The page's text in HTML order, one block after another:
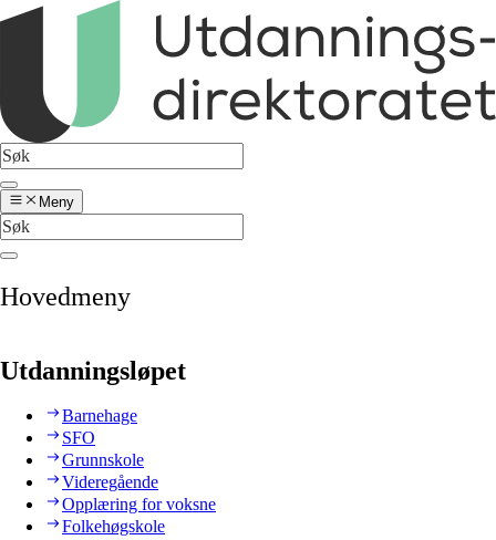
Meny
Hovedmeny
Utdanningsløpet
Barnehage
SFO
Grunnskole
Videregående
Opplæring for voksne
Folkehøgskole